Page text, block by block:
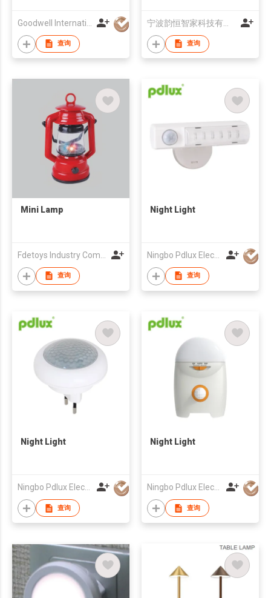
查询 查询
Mini Lamp
查询
Night Light
Ningbo Pdlux Electronics Technology Co Ltd
查询
Night Light
Ningbo Pdlux Electronics Technology Co Ltd
查询
Night Light
Ningbo Pdlux Electronics Technology Co Ltd
查询